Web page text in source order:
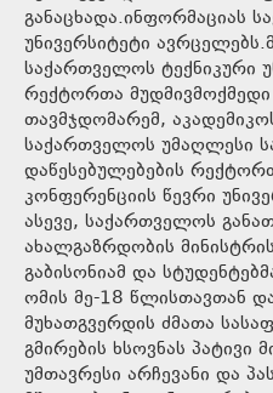
განაცხადა.ინფორმაციას
უნივერსიტეტი
საქართველოს ტექნიკური
რექტორთა
თავმჯდომარემ,
საქართველოს უმაღლესი
დაწესებულებების
კონფერენციის წევრი
ასევე, საქართველოს
ახალგაზრდობის
გაბისონიამ და
ომის მე-18 წლისთავთან
მუხათგვერდის ძმათა
გმირების ხსოვნას პატივი
უმთავრესი არჩევანი და